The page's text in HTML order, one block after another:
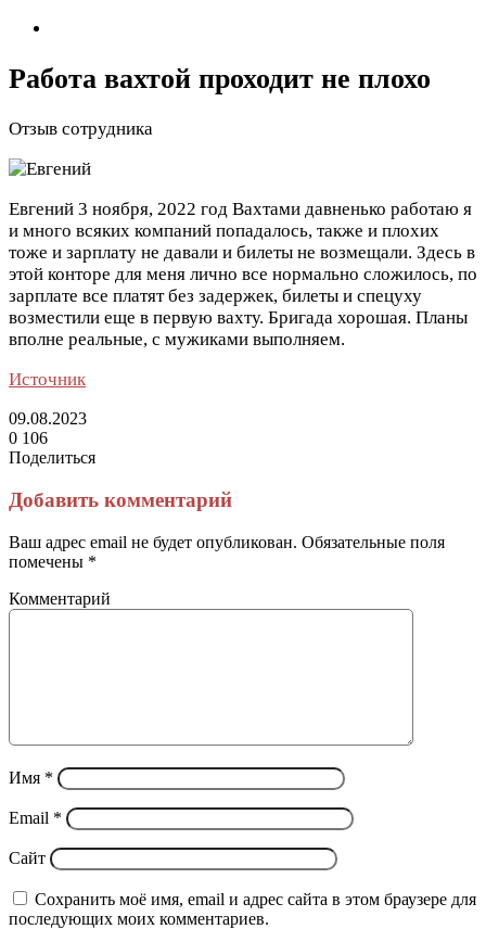
Работа вахтой проходит не плохо
Отзыв сотрудника
Евгений 3 ноября, 2022 год Вахтами давненько работаю я
и много всяких компаний попадалось, также и плохих
тоже и зарплату не давали и билеты не возмещали. Здесь в
этой конторе для меня лично все нормально сложилось, по
зарплате все платят без задержек, билеты и спецуху
возместили еще в первую вахту. Бригада хорошая. Планы
вполне реальные, с мужиками выполняем.
Источник
09.08.2023
0 106
Поделиться
через
электронную
почту
Добавить комментарий
Ваш адрес email не будет опубликован. Обязательные поля
помечены *
Комментарий
Имя *
Email *
Сайт
Сохранить моё имя, email и адрес сайта в этом браузере для
последующих моих комментариев.